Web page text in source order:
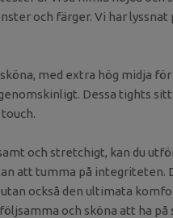
och färger. Vi har lyssnat
med extra hög midja
Dessa tights
och stretchigt, kan du
att tumma på integriteten.
också den ultimata
och sköna att ha